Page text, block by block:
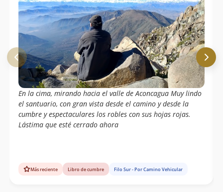
En la cima, mirando hacia el valle de Aconcagua Muy lindo
el santuario, con gran vista desde el camino y desde la
cumbre y espectaculares los robles con sus hojas rojas.
Lástima que esté cerrado ahora
Más reciente Libro de cumbre Filo Sur - Por Camino Vehicular